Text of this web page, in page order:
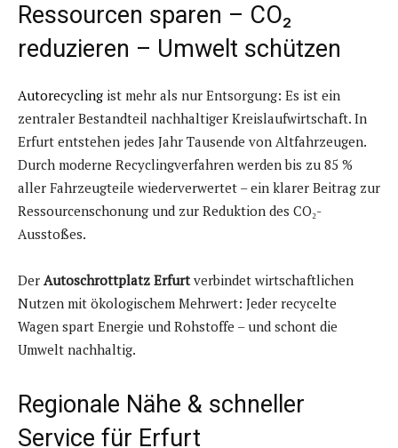
Ressourcen sparen – CO₂
reduzieren – Umwelt schützen
Autorecycling ist mehr als nur Entsorgung: Es ist ein
zentraler Bestandteil nachhaltiger Kreislaufwirtschaft. In
Erfurt entstehen jedes Jahr Tausende von Altfahrzeugen.
Durch moderne Recyclingverfahren werden bis zu 85 %
aller Fahrzeugteile wiederverwertet – ein klarer Beitrag zur
Ressourcenschonung und zur Reduktion des CO₂-
Ausstoßes.
Der Autoschrottplatz Erfurtverbindet wirtschaftlichen
Nutzen mit ökologischem Mehrwert: Jeder recycelte
Wagen spart Energie und Rohstoffe – und schont die
Umwelt nachhaltig.
Regionale Nähe & schneller
Service für Erfurt